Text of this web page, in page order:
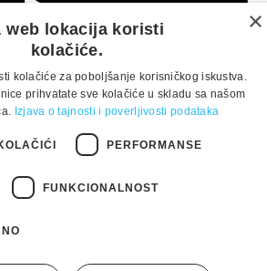
×
web lokacija koristi
kolačiće.
kolačiće za poboljšanje korisničkog iskustva.
prihvatate sve kolačiće u skladu sa našom
Izjava o tajnosti i poverljivosti podataka
PERFORMANSE
FUNKCIONALNOST